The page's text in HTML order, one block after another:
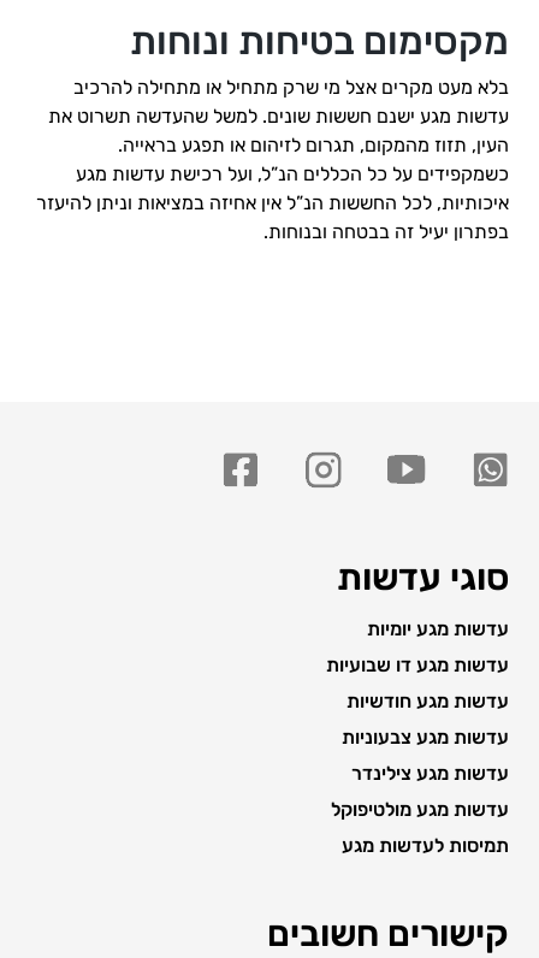
מקסימום בטיחות ונוחות
בלא מעט מקרים אצל מי שרק מתחיל או מתחילה להרכיב
עדשות מגע ישנם חששות שונים. למשל שהעדשה תשרוט את
העין, תזוז מהמקום, תגרום לזיהום או תפגע בראייה.
כשמקפידים על כל הכללים הנ”ל, ועל רכישת עדשות מגע
איכותיות, לכל החששות הנ”ל אין אחיזה במציאות וניתן להיעזר
בפתרון יעיל זה בבטחה ובנוחות.
סוגי עדשות
עדשות מגע יומיות
עדשות מגע דו שבועיות
עדשות מגע חודשיות
עדשות מגע צבעוניות
עדשות מגע צילינדר
עדשות מגע מולטיפוקל
תמיסות לעדשות מגע
קישורים חשובים